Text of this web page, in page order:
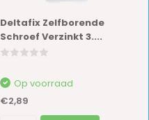
Deltafix Zelfborende
Schroef Verzinkt 3....
Op voorraad
€2,89